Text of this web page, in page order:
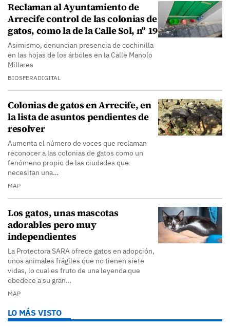
Reclaman al Ayuntamiento de
Arrecife control de las colonias de
gatos, como la de la Calle Sol, nº 19
Asimismo, denuncian presencia de cochinilla
en las hojas de los árboles en la Calle Manolo
Millares
BIOSFERADIGITAL
Colonias de gatos en Arrecife, en
la lista de asuntos pendientes de
resolver
Aumenta el número de voces que reclaman
reconocer a las colonias de gatos como un
fenómeno propio de las ciudades que
necesitan una…
MAP
Los gatos, unas mascotas
adorables pero muy
independientes
La Protectora SARA ofrece gatos en adopción,
unos animales frágiles que no tienen siete
vidas, lo cual es fruto de una leyenda que
obedece a su gran…
MAP
LO MÁS VISTO